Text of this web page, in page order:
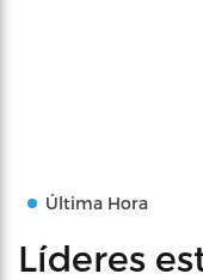
Última Hora
Líderes